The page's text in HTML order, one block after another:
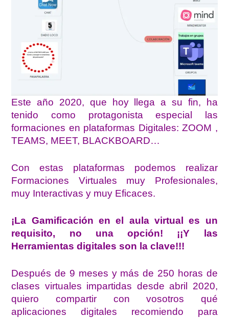
Este año 2020, que hoy llega a su fin, ha
tenido como protagonista especial las
formaciones en plataformas Digitales: ZOOM ,
TEAMS, MEET, BLACKBOARD…
Con estas plataformas podemos realizar
Formaciones Virtuales muy Profesionales,
muy Interactivas y muy Eficaces.
¡La Gamificación en el aula virtual es un
requisito, no una opción! ¡¡Y las
Herramientas digitales son la clave!!!
Después de 9 meses y más de 250 horas de
clases virtuales impartidas desde abril 2020,
quiero compartir con vosotros qué
aplicaciones digitales recomiendo para